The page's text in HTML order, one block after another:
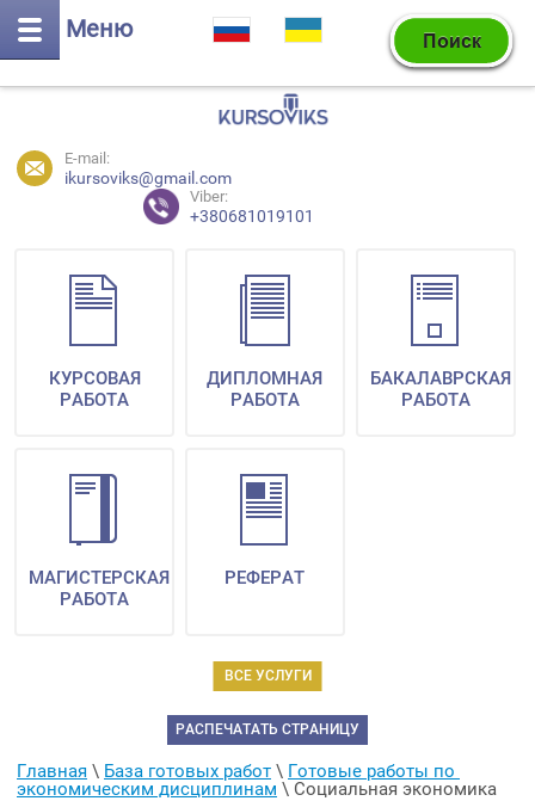
Меню
E-mail:
ikursoviks@gmail.com
Viber:
+380681019101
ВСЕ УСЛУГИ
КУРСОВАЯ
РАБОТА
ДИПЛОМНАЯ
РАБОТА
БАКАЛАВРСКАЯ
РАБОТА
МАГИСТЕРСКАЯ
РАБОТА
РЕФЕРАТ
РАСПЕЧАТАТЬ СТРАНИЦУ
Главная \ База готовых работ \ Готовые работы по
экономическим дисциплинам \ Социальная экономика